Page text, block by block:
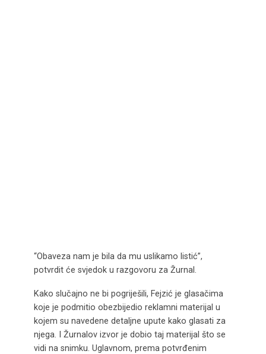
“Obaveza nam je bila da mu uslikamo listić”,
potvrdit će svjedok u razgovoru za Žurnal.
Kako slučajno ne bi pogriješili, Fejzić je glasačima
koje je podmitio obezbijedio reklamni materijal u
kojem su navedene detaljne upute kako glasati za
njega. I Žurnalov izvor je dobio taj materijal što se
vidi na snimku. Uglavnom, prema potvrđenim